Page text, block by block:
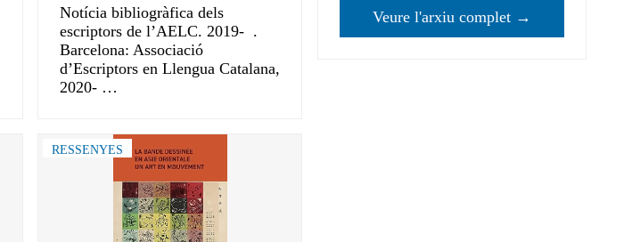
Notícia bibliogràfica dels
escriptors de l’AELC. 2019- .
Barcelona: Associació
d’Escriptors en Llengua Catalana,
2020- …
RESSENYES
Veure l'arxiu complet →